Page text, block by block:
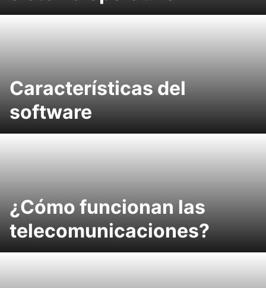
Características del
software
¿Cómo funcionan las
telecomunicaciones?